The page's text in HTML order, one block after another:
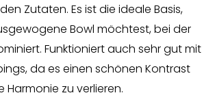
Zutaten. Es ist die ideale Basis,
Bowl möchtest, bei der
Funktioniert auch sehr gut mit
da es einen schönen Kontrast
zu verlieren.